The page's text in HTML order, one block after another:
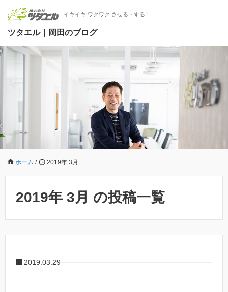
イキイキ ワクワク させる・する！
ツタエル｜岡田のブログ
ホーム / 2019年 3月
2019年 3月 の投稿一覧
2019.03.29